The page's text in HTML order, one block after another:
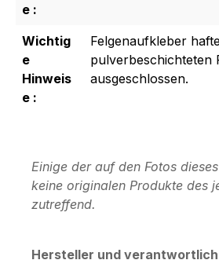
e :
Wichtig
e
Hinweis
e :
Felgenaufkleber
pulverbeschichteten
ausgeschlossen.
Einige der auf den Fotos
keine originalen Produkte des
zutreffend.
Hersteller und